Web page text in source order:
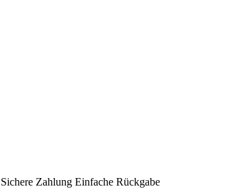
Sichere Zahlung Einfache Rückgabe